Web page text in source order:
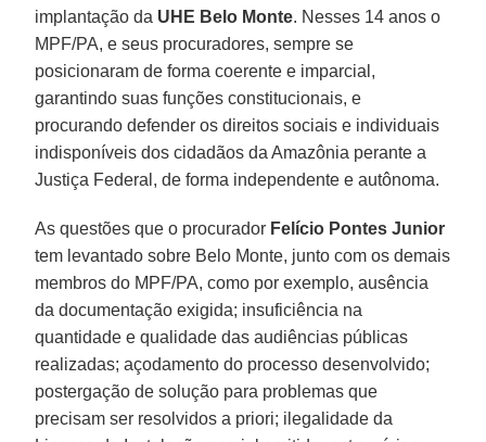
implantação da UHE Belo Monte. Nesses 14 anos o
MPF/PA, e seus procuradores, sempre se
posicionaram de forma coerente e imparcial,
garantindo suas funções constitucionais, e
procurando defender os direitos sociais e individuais
indisponíveis dos cidadãos da Amazônia perante a
Justiça Federal, de forma independente e autônoma.
As questões que o procurador Felício Pontes Junior
tem levantado sobre Belo Monte, junto com os demais
membros do MPF/PA, como por exemplo, ausência
da documentação exigida; insuficiência na
quantidade e qualidade das audiências públicas
realizadas; açodamento do processo desenvolvido;
postergação de solução para problemas que
precisam ser resolvidos a priori; ilegalidade da